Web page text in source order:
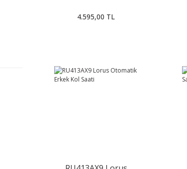
4.595,00 TL